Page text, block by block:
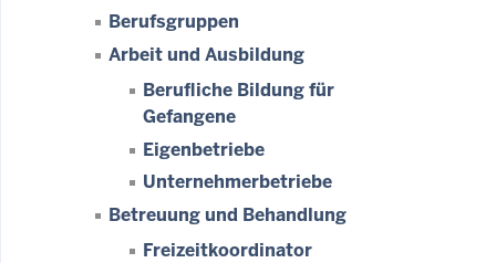
Berufsgruppen
Arbeit und Ausbildung
Berufliche Bildung für
Gefangene
Eigenbetriebe
Unternehmerbetriebe
Betreuung und Behandlung
Freizeitkoordinator